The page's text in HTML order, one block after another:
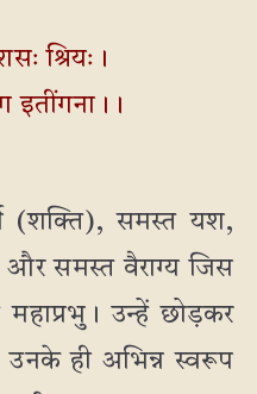
श्रियः।
इतींगना।।
(शक्ति), समस्त यश,
और समस्त वैराग्य जिस
उन्हें छोड़कर
उनके ही अभिन्न स्वरूप